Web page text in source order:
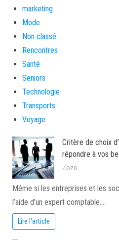
marketing
Mode
Non classé
Rencontres
Santé
Seniors
Technologie
Transports
Voyage
Critère de choix
répondre à vos
Zozo
Même si les entreprises et les
l’aide d’un expert comptable.…
Lire l'article